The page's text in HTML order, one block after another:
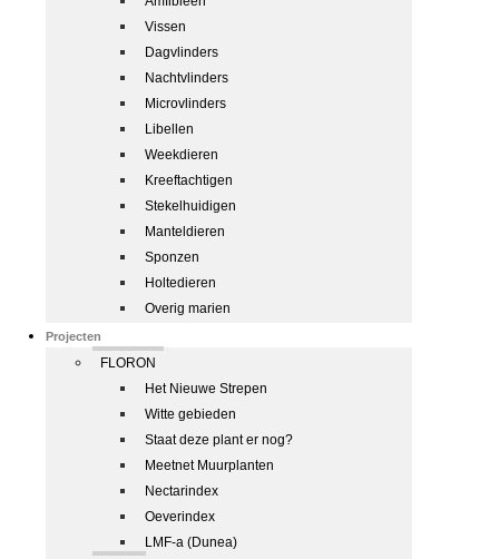
Vissen
Dagvlinders
Nachtvlinders
Microvlinders
Libellen
Weekdieren
Kreeftachtigen
Stekelhuidigen
Manteldieren
Sponzen
Holtedieren
Overig marien
Projecten
FLORON
Het Nieuwe Strepen
Witte gebieden
Staat deze plant er nog?
Meetnet Muurplanten
Nectarindex
Oeverindex
LMF-a (Dunea)